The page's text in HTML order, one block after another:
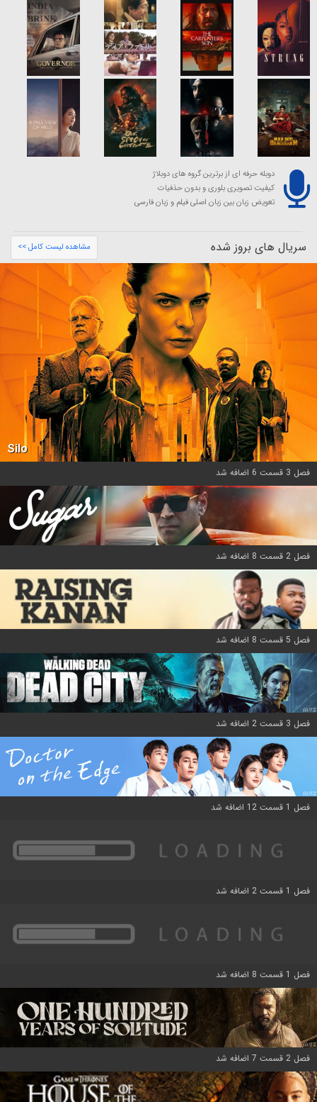
دوبله حرفه ای از برترین گروه های دوبلاژ
کیفیت تصویری بلوری و بدون حذفیات
تعویض زبان بین زبان اصلی فیلم و زبان فارسی
سریال های بروز شده مشاهده لیست کامل >>
Silo
فصل 3 قسمت 6 اضافه شد
فصل 2 قسمت 8 اضافه شد
فصل 5 قسمت 8 اضافه شد
فصل 3 قسمت 2 اضافه شد
فصل 1 قسمت 12 اضافه شد
فصل 1 قسمت 2 اضافه شد
فصل 1 قسمت 8 اضافه شد
فصل 2 قسمت 7 اضافه شد